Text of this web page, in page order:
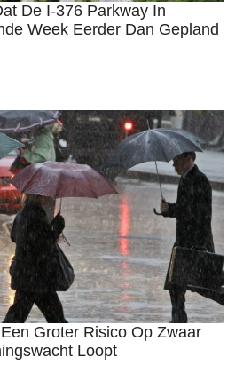
De I-376 Parkway In
Week Eerder Dan Gepland
Groter Risico Op Zwaar
Loopt